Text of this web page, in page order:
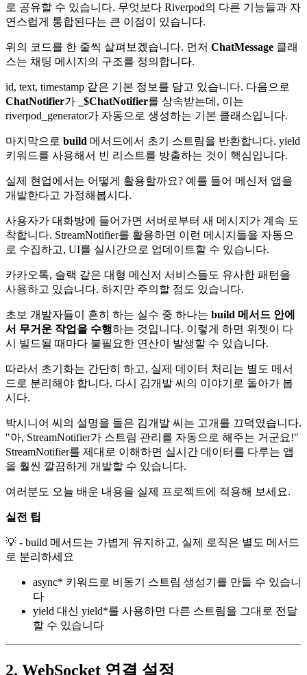
로 공유할 수 있습니다. 무엇보다 Riverpod의 다른 기능들과 자
연스럽게 통합된다는 큰 이점이 있습니다.
위의 코드를 한 줄씩 살펴보겠습니다. 먼저 ChatMessage 클래
스는 채팅 메시지의 구조를 정의합니다.
id, text, timestamp 같은 기본 정보를 담고 있습니다. 다음으로
ChatNotifier가 _$ChatNotifier를 상속받는데, 이는
riverpod_generator가 자동으로 생성하는 기본 클래스입니다.
마지막으로 build 메서드에서 초기 스트림을 반환합니다. yield
키워드를 사용해서 빈 리스트를 방출하는 것이 핵심입니다.
실제 현업에서는 어떻게 활용할까요? 예를 들어 메신저 앱을
개발한다고 가정해봅시다.
사용자가 대화방에 들어가면 서버로부터 새 메시지가 계속 도
착합니다. StreamNotifier를 활용하면 이런 메시지들을 자동으
로 수집하고, UI를 실시간으로 업데이트할 수 있습니다.
카카오톡, 슬랙 같은 대형 메신저 서비스들도 유사한 패턴을
사용하고 있습니다. 하지만 주의할 점도 있습니다.
초보 개발자들이 흔히 하는 실수 중 하나는 build 메서드 안에
서 무거운 작업을 수행하는 것입니다. 이렇게 하면 위젯이 다
시 빌드될 때마다 불필요한 연산이 발생할 수 있습니다.
따라서 초기화는 간단히 하고, 실제 데이터 처리는 별도 메서
드로 분리해야 합니다. 다시 김개발 씨의 이야기로 돌아가 봅
시다.
박시니어 씨의 설명을 들은 김개발 씨는 고개를 끄덕였습니다.
"아, StreamNotifier가 스트림 관리를 자동으로 해주는 거군요!"
StreamNotifier를 제대로 이해하면 실시간 데이터를 다루는 앱
을 훨씬 깔끔하게 개발할 수 있습니다.
여러분도 오늘 배운 내용을 실제 프로젝트에 적용해 보세요.
실전 팁
💡 - build 메서드는 가볍게 유지하고, 실제 로직은 별도 메서드
로 분리하세요
async* 키워드로 비동기 스트림 생성기를 만들 수 있습니
다
yield 대신 yield*를 사용하면 다른 스트림을 그대로 전달
할 수 있습니다
2. WebSocket 연결 설정